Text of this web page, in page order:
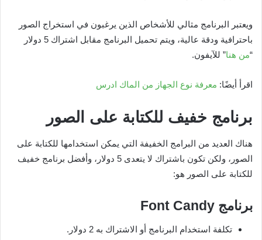
ويعتبر البرنامج مثالي للأشخاص الذين يرغبون في استخراج الصور
باحترافية ودقة عالية، ويتم تحميل البرنامج مقابل اشتراك 5 دولار
“من هنا” للآيفون.
اقرأ أيضًا: معرفة نوع الجهاز من الماك ادرس
برنامج خفيف للكتابة على الصور
هناك العديد من البرامج الخفيفة التي يمكن استخدامها للكتابة على
الصور، ولكن تكون باشتراك لا يتعدى 5 دولار، وأفضل برنامج خفيف
للكتابة على الصور هو:
برنامج Font Candy
تكلفة استخدام البرنامج أو الاشتراك به 2 دولار.